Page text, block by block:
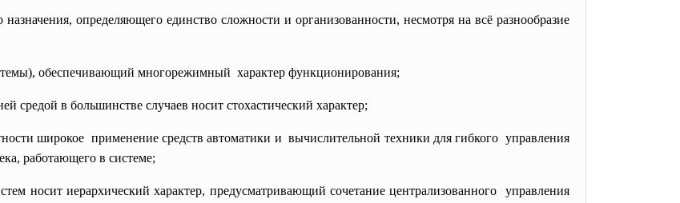
определяющего единство сложности и организованности, несмотря на всё разнообразие
обеспечивающий многорежимный характер функционирования;
средой в большинстве случаев носит стохастический характер;
широкое применение средств автоматики и вычислительной техники для гибкого управления
работающего в системе;
носит иерархический характер, предусматривающий сочетаниецентрализованного управления